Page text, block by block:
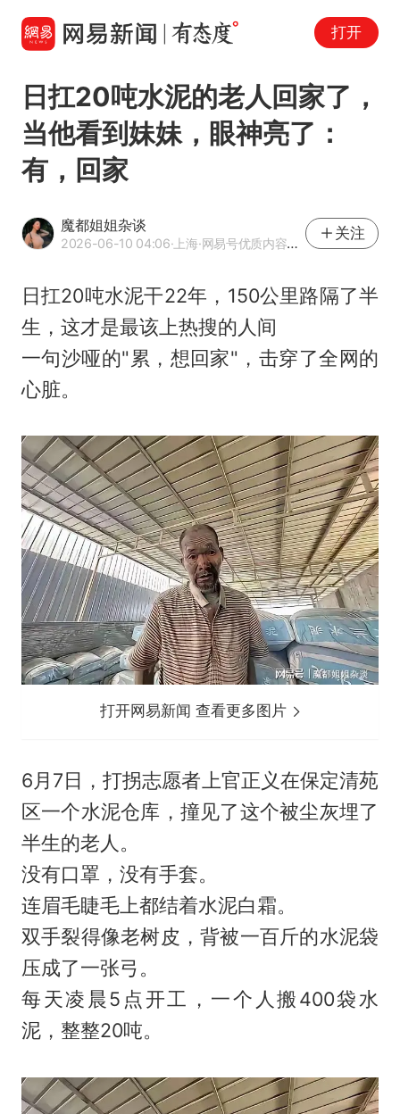
打开
日扛20吨水泥的老人回家了，
当他看到妹妹，眼神亮了：
有，回家
魔都姐姐杂谈
2026-06-10 04:06·上海·网易号优质内容创作者
关注
日扛20吨水泥干22年，150公里路隔了半
生，这才是最该上热搜的人间
一句沙哑的"累，想回家"，击穿了全网的
心脏。
打开网易新闻 查看更多图片
6月7日，打拐志愿者上官正义在保定清苑
区一个水泥仓库，撞见了这个被尘灰埋了
半生的老人。
没有口罩，没有手套。
连眉毛睫毛上都结着水泥白霜。
双手裂得像老树皮，背被一百斤的水泥袋
压成了一张弓。
每天凌晨5点开工，一个人搬400袋水
泥，整整20吨。